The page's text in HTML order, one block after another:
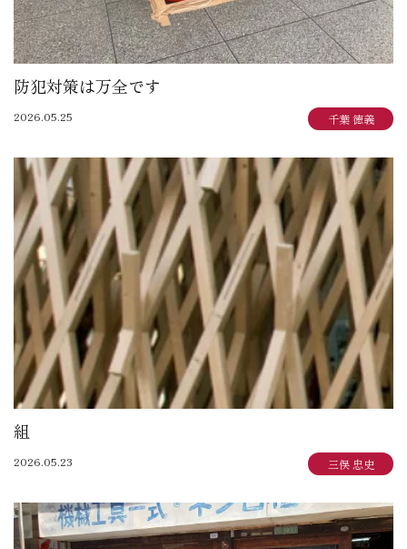
防犯対策は万全です
2026.05.25 千葉 徳義
組
2026.05.23 三俣 忠史